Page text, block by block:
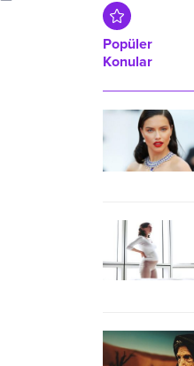
altyapılarında yaşanan kesintiler
nedeniyle yılda çalışan başına en
az 12 iş günü kaybediyor.
Popüler
Konular